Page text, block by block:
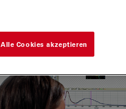
Alle Cookies akzeptieren